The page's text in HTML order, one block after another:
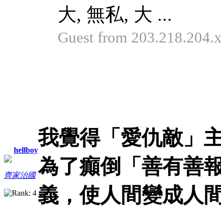
hellboy
齊家治國
大, 無私, 大 ...
Guest from
我覺得「愛仇敵」
為了癲倒「善有善
義，使人間變成人